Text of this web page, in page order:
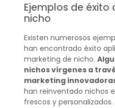
Ejemplos de
nicho
Existen numerosos
han encontrado éxito
marketing de nicho.
nichos vírgenes a
marketing
han reinventado nichos
frescos y personalizados.